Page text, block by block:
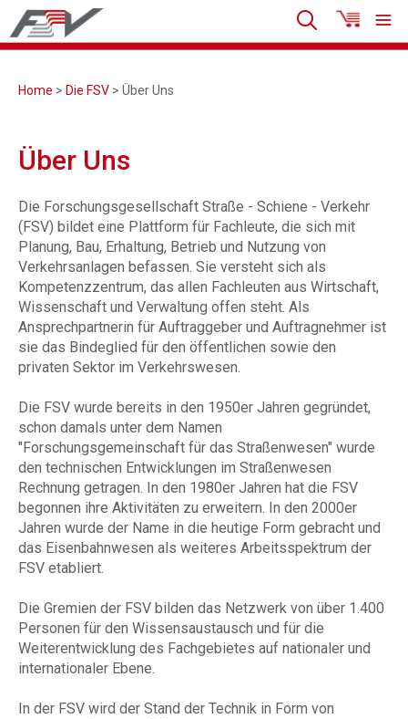
Home > Die FSV > Über Uns
Über Uns
Die Forschungsgesellschaft Straße - Schiene - Verkehr
(FSV) bildet eine Plattform für Fachleute, die sich mit
Planung, Bau, Erhaltung, Betrieb und Nutzung von
Verkehrsanlagen befassen. Sie versteht sich als
Kompetenzzentrum, das allen Fachleuten aus Wirtschaft,
Wissenschaft und Verwaltung offen steht. Als
Ansprechpartnerin für Auftraggeber und Auftragnehmer ist
sie das Bindeglied für den öffentlichen sowie den
privaten Sektor im Verkehrswesen.
Die FSV wurde bereits in den 1950er Jahren gegründet,
schon damals unter dem Namen
"Forschungsgemeinschaft für das Straßenwesen" wurde
den technischen Entwicklungen im Straßenwesen
Rechnung getragen. In den 1980er Jahren hat die FSV
begonnen ihre Aktivitäten zu erweitern. In den 2000er
Jahren wurde der Name in die heutige Form gebracht und
das Eisenbahnwesen als weiteres Arbeitsspektrum der
FSV etabliert.
Die Gremien der FSV bilden das Netzwerk von über 1.400
Personen für den Wissensaustausch und für die
Weiterentwicklung des Fachgebietes auf nationaler und
internationaler Ebene.
In der FSV wird der Stand der Technik in Form von